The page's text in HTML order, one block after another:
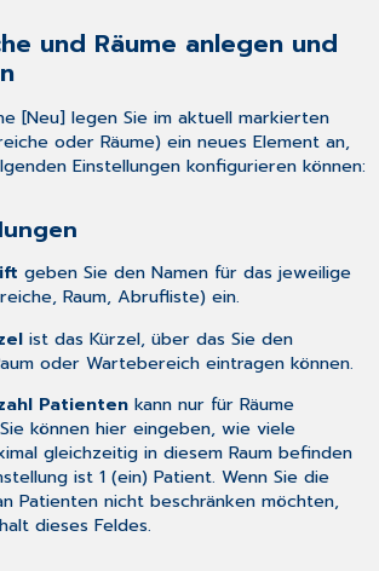
und Räume anlegen und
[Neu] legen Sie im aktuell markierten
oder Räume) ein neues Element an,
Einstellungen konfigurieren können:
geben Sie den Namen für das jeweilige
Raum, Abrufliste) ein.
ist das Kürzel, über das Sie den
oder Wartebereich eintragen können.
Patienten kann nur für Räume
können hier eingeben, wie viele
gleichzeitig in diesem Raum befinden
ist 1 (ein) Patient. Wenn Sie die
Patienten nicht beschränken möchten,
dieses Feldes.